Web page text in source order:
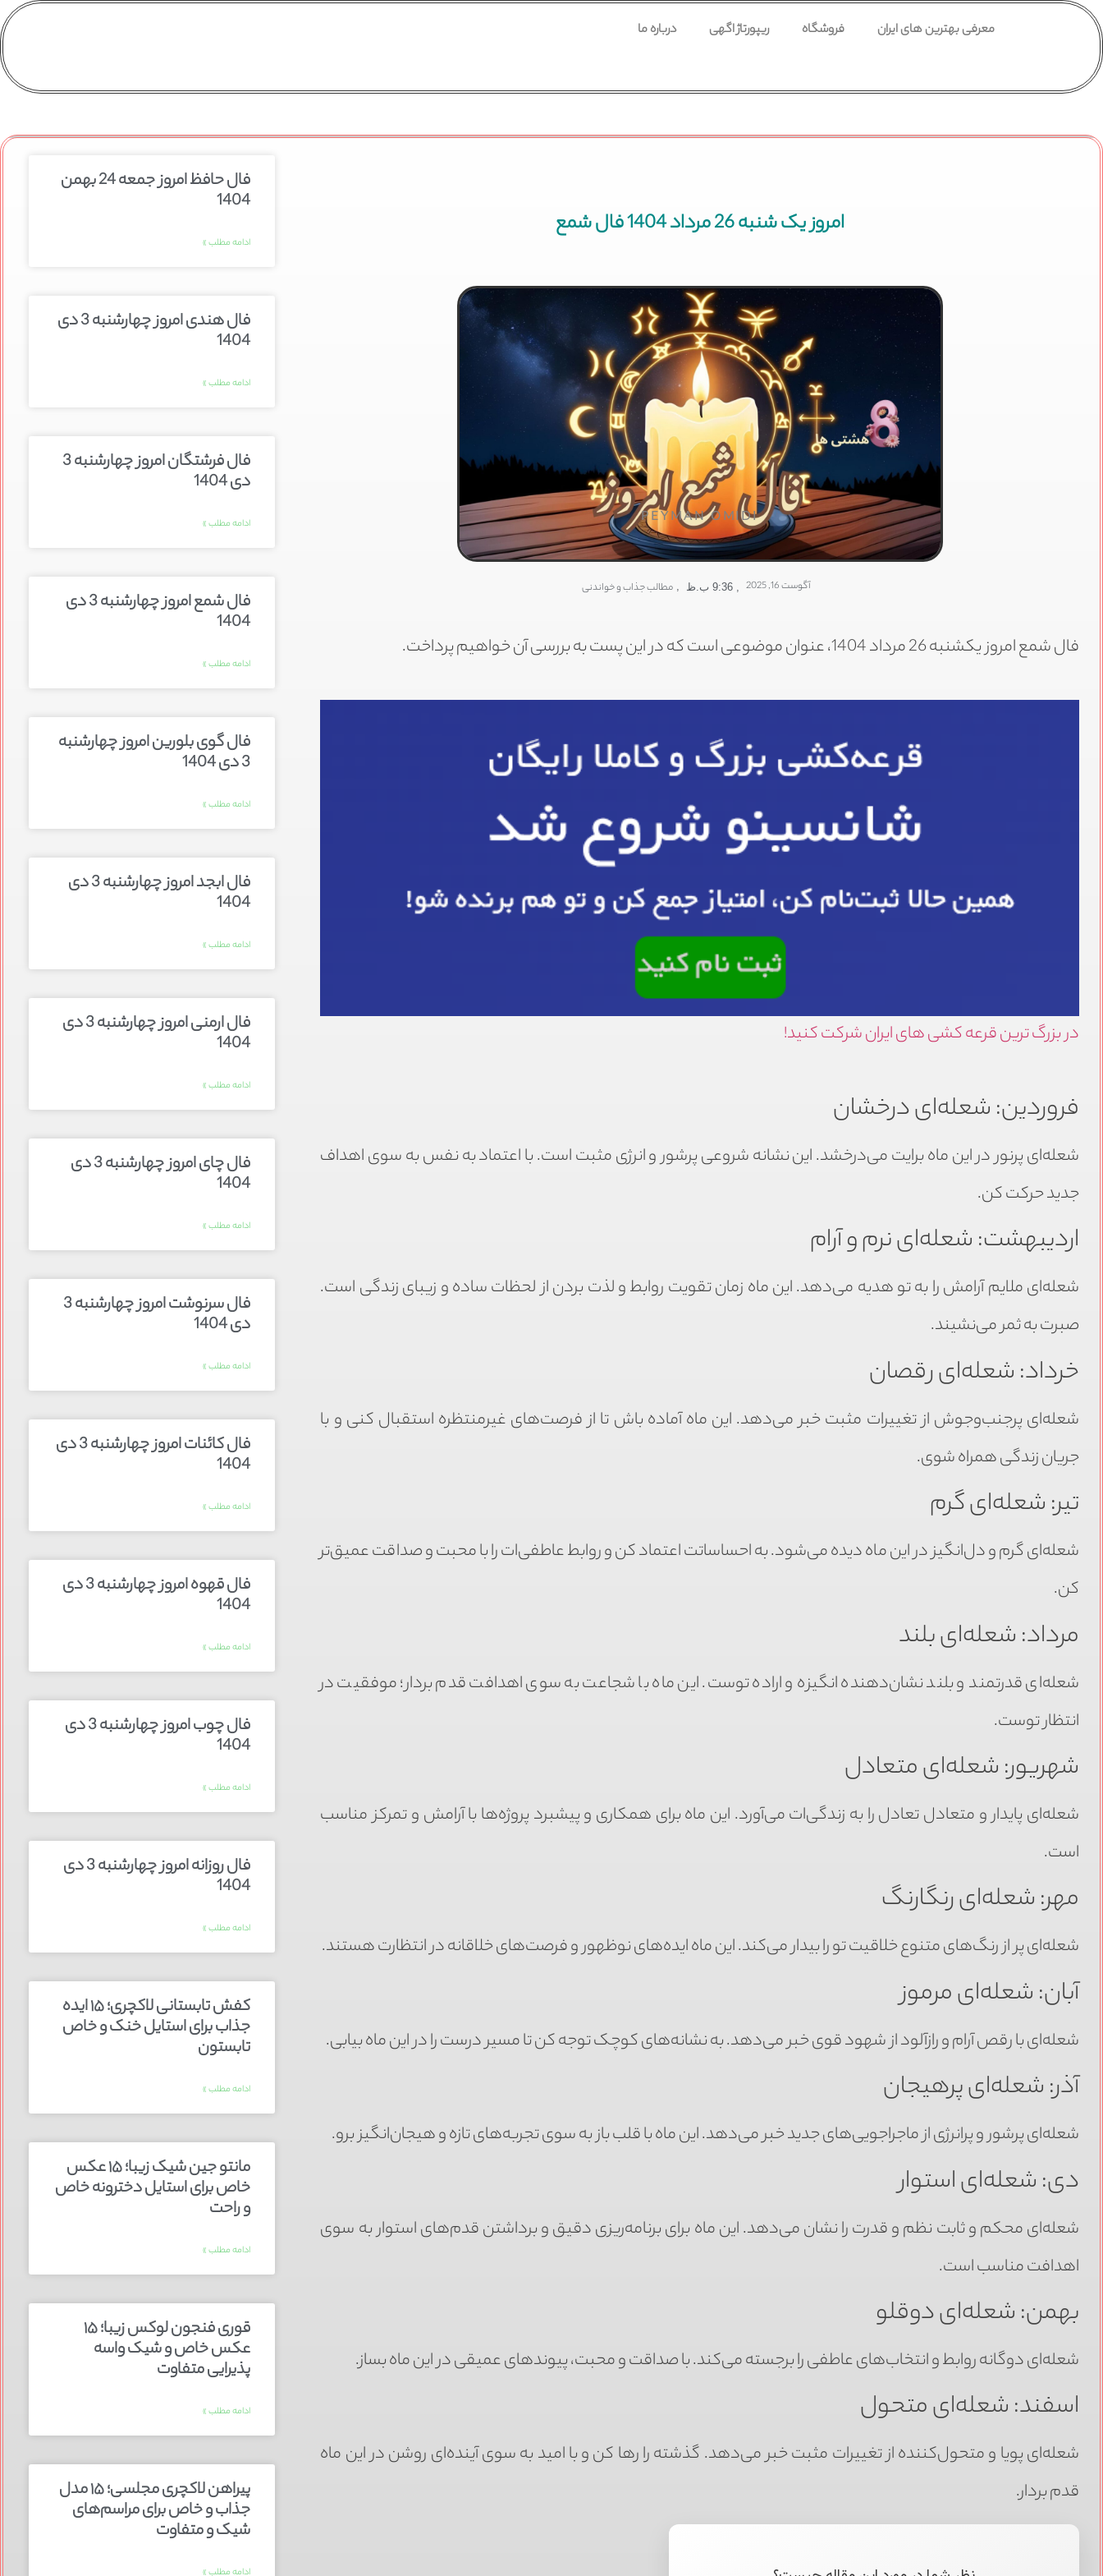
معرفی بهترین های ایران فروشگاه ریپورتاژ اگهی درباره ما
امروز یک شنبه 26 مرداد 1404 فال شمع
PEYMAN OMIDI
آگوست 16, 2025 , 9:36 ب.ظ مطالب جذاب و خواندنی
فال شمع امروز یکشنبه 26 مرداد 1404، عنوان موضوعی است که در این پست به بررسی آن خواهیم پرداخت.
در بزرگ ترین قرعه کشی های ایران شرکت کنید!
فروردین: شعله‌ای درخشان
شعله‌ای پرنور در این ماه برایت می‌درخشد. این نشانه شروعی پرشور و انرژی مثبت است. با اعتماد به نفس به سوی اهداف
جدید حرکت کن.
اردیبهشت: شعله‌ای نرم و آرام
شعله‌ای ملایم آرامش را به تو هدیه می‌دهد. این ماه زمان تقویت روابط و لذت بردن از لحظات ساده و زیبای زندگی است.
صبرت به ثمر می‌نشیند.
خرداد: شعله‌ای رقصان
شعله‌ای پرجنب‌وجوش از تغییرات مثبت خبر می‌دهد. این ماه آماده باش تا از فرصت‌های غیرمنتظره استقبال کنی و با
جریان زندگی همراه شوی.
تیر: شعله‌ای گرم
شعله‌ای گرم و دل‌انگیز در این ماه دیده می‌شود. به احساساتت اعتماد کن و روابط عاطفی‌ات را با محبت و صداقت عمیق‌تر
کن.
مرداد: شعله‌ای بلند
شعله‌ای قدرتمند و بلند نشان‌دهنده انگیزه و اراده توست. این ماه با شجاعت به سوی اهدافت قدم بردار؛ موفقیت در
انتظار توست.
شهریور: شعله‌ای متعادل
شعله‌ای پایدار و متعادل تعادل را به زندگی‌ات می‌آورد. این ماه برای همکاری و پیشبرد پروژه‌ها با آرامش و تمرکز مناسب
است.
مهر: شعله‌ای رنگارنگ
شعله‌ای پر از رنگ‌های متنوع خلاقیت تو را بیدار می‌کند. این ماه ایده‌های نوظهور و فرصت‌های خلاقانه در انتظارت هستند.
آبان: شعله‌ای مرموز
شعله‌ای با رقص آرام و رازآلود از شهود قوی خبر می‌دهد. به نشانه‌های کوچک توجه کن تا مسیر درست را در این ماه بیابی.
آذر: شعله‌ای پرهیجان
شعله‌ای پرشور و پرانرژی از ماجراجویی‌های جدید خبر می‌دهد. این ماه با قلب باز به سوی تجربه‌های تازه و هیجان‌انگیز برو.
دی: شعله‌ای استوار
شعله‌ای محکم و ثابت نظم و قدرت را نشان می‌دهد. این ماه برای برنامه‌ریزی دقیق و برداشتن قدم‌های استوار به سوی
اهدافت مناسب است.
بهمن: شعله‌ای دوقلو
شعله‌ای دوگانه روابط و انتخاب‌های عاطفی را برجسته می‌کند. با صداقت و محبت، پیوندهای عمیقی در این ماه بساز.
اسفند: شعله‌ای متحول
شعله‌ای پویا و متحول‌کننده از تغییرات مثبت خبر می‌دهد. گذشته را رها کن و با امید به سوی آینده‌ای روشن در این ماه
قدم بردار.
فال حافظ امروز جمعه 24 بهمن
1404
ادامه مطلب »
فال هندی امروز چهارشنبه 3 دی
1404
ادامه مطلب »
فال فرشتگان امروز چهارشنبه 3
دی 1404
ادامه مطلب »
فال شمع امروز چهارشنبه 3 دی
1404
ادامه مطلب »
فال گوی بلورین امروز چهارشنبه
3 دی 1404
ادامه مطلب »
فال ابجد امروز چهارشنبه 3 دی
1404
ادامه مطلب »
فال ارمنی امروز چهارشنبه 3 دی
1404
ادامه مطلب »
فال چای امروز چهارشنبه 3 دی
1404
ادامه مطلب »
فال سرنوشت امروز چهارشنبه 3
دی 1404
ادامه مطلب »
فال کائنات امروز چهارشنبه 3 دی
1404
ادامه مطلب »
فال قهوه امروز چهارشنبه 3 دی
1404
ادامه مطلب »
فال چوب امروز چهارشنبه 3 دی
1404
ادامه مطلب »
فال روزانه امروز چهارشنبه 3 دی
1404
ادامه مطلب »
کفش تابستانی لاکچری؛ ۱۵ ایده‌
جذاب برای استایل خنک و خاص
تابستون
ادامه مطلب »
مانتو جین شیک زیبا؛ ۱۵ عکس
خاص برای استایل دخترونه خاص
و راحت
ادامه مطلب »
قوری فنجون لوکس زیبا؛ ۱۵
عکس خاص و شیک واسه
پذیرایی متفاوت
ادامه مطلب »
پیراهن لاکچری مجلسی؛ ۱۵ مدل
جذاب و خاص برای مراسم‌های
شیک و متفاوت
ادامه مطلب »